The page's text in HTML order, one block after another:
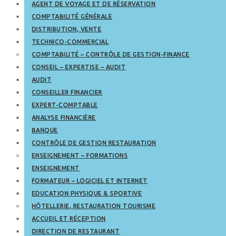
AGENT DE VOYAGE ET DE RÉSERVATION
COMPTABILITÉ GÉNÉRALE
DISTRIBUTION, VENTE
TECHNICO-COMMERCIAL
COMPTABILITÉ – CONTRÔLE DE GESTION-FINANCE
CONSEIL – EXPERTISE – AUDIT
AUDIT
CONSEILLER FINANCIER
EXPERT-COMPTABLE
ANALYSE FINANCIÈRE
BANQUE
CONTRÔLE DE GESTION RESTAURATION
ENSEIGNEMENT – FORMATIONS
ENSEIGNEMENT
FORMATEUR – LOGICIEL ET INTERNET
EDUCATION PHYSIQUE & SPORTIVE
HÔTELLERIE, RESTAURATION TOURISME
ACCUEIL ET RÉCEPTION
DIRECTION DE RESTAURANT